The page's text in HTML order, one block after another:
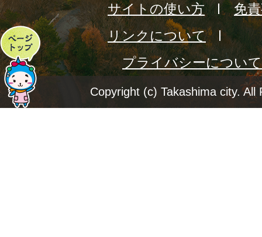
ペ
ー
ジ
サイトの使い方
免
リンクについて
プライバシーについて
Copyright (c) Takashima city. All